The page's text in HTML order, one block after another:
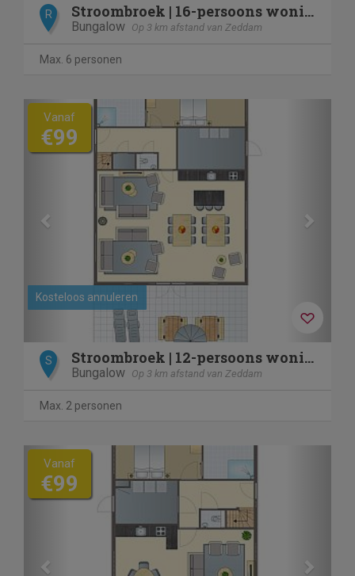
R Stroombroek | 16-persoons woning | 16L
Bungalow Op 3 km afstand van Zeddam
Max. 6 personen
Previous
Kosteloos annuleren
Vanaf
€99
S Stroombroek | 12-persoons woning | 12L
Bungalow Op 3 km afstand van Zeddam
Max. 2 personen
Previous
Vanaf
€99